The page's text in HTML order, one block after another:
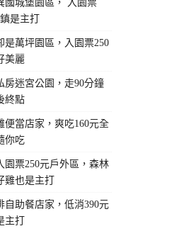
國城堡園區， 入園票
是主打
是萬坪園區，入園票250
美麗
房迷宮公園，走90分鐘
終點
便當店家，爽吃160元全
你吃
園票250元戶外區，森林
也是主打
自助餐店家，低消390元
打